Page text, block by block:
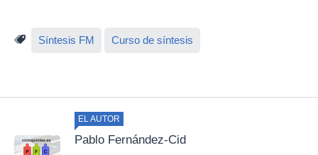
Síntesis FM Curso de síntesis
EL AUTOR
Pablo Fernández-Cid